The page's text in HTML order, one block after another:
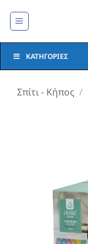
στο
ΚΑΤΗΓΟΡΊΕΣ
Σπίτι - Κήπος /